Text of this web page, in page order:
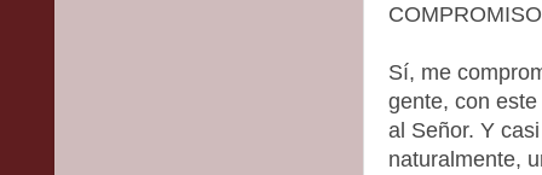
Sí, me
gente, con
al Señor. Y
naturalmente,